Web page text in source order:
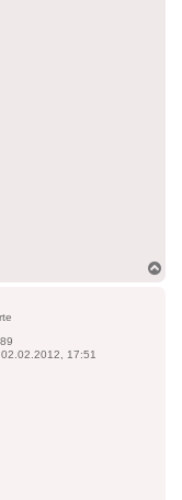
02.02.2012, 17:51